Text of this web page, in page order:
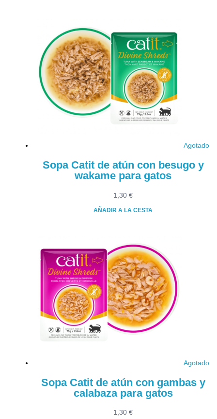
Agotado
Sopa Catit de atún con besugo y
wakame para gatos
1,30 €
AÑADIR A LA CESTA
Agotado
Sopa Catit de atún con gambas y
calabaza para gatos
1,30 €